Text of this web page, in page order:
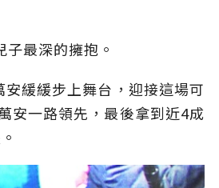
最深的擁抱。
緩緩步上舞台，迎接這場可
安一路領先，最後拿到近4成